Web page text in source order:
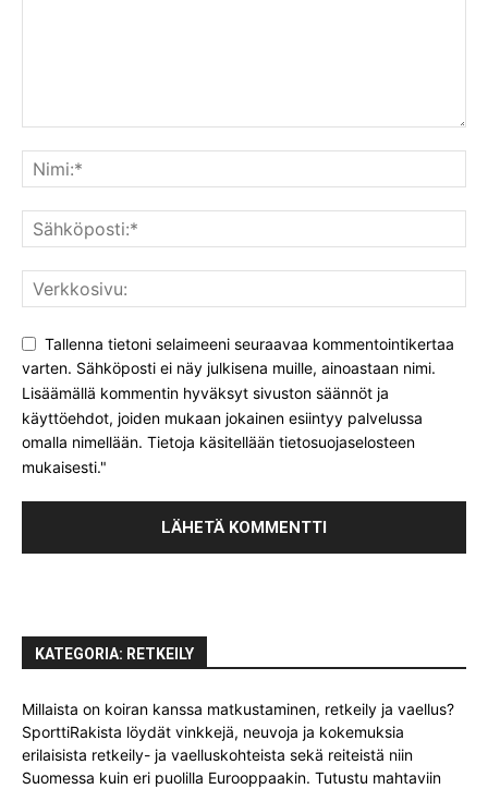
Tallenna tietoni selaimeeni seuraavaa kommentointikertaa
varten. Sähköposti ei näy julkisena muille, ainoastaan nimi.
Lisäämällä kommentin hyväksyt sivuston säännöt ja
käyttöehdot, joiden mukaan jokainen esiintyy palvelussa
omalla nimellään. Tietoja käsitellään tietosuojaselosteen
mukaisesti."
KATEGORIA: RETKEILY
Millaista on koiran kanssa matkustaminen, retkeily ja vaellus?
SporttiRakista löydät vinkkejä, neuvoja ja kokemuksia
erilaisista retkeily- ja vaelluskohteista sekä reiteistä niin
Suomessa kuin eri puolilla Eurooppaakin. Tutustu mahtaviin